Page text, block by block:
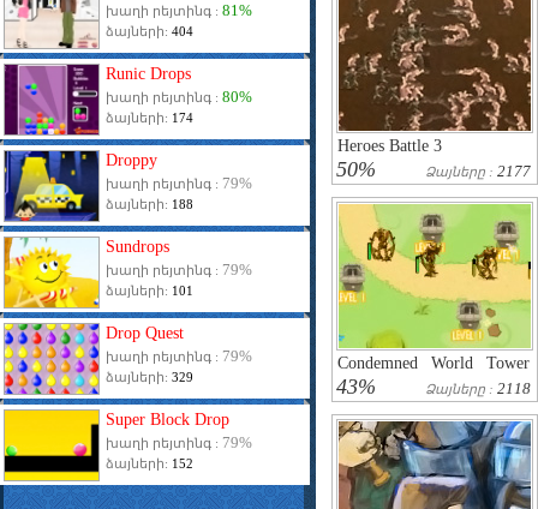
խաղի րեյտինգ : 81%
ձայների: 404
Runic Drops
խաղի րեյտինգ : 80%
ձայների: 174
Droppy
խաղի րեյտինգ : 79%
ձայների: 188
Sundrops
խաղի րեյտինգ : 79%
ձայների: 101
Drop Quest
խաղի րեյտինգ : 79%
ձայների: 329
Super Block Drop
խաղի րեյտինգ : 79%
ձայների: 152
Heroes Battle 3
50% Ձայները : 2177
Condemned World Tower
Defense
43% Ձայները : 2118